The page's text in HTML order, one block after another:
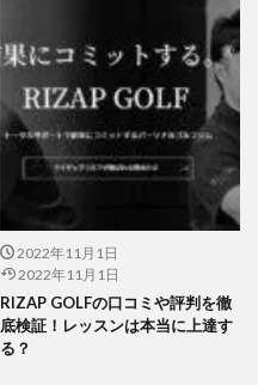
2022年11月1日
2022年11月1日
RIZAP GOLFの口コミや評判を徹
底検証！レッスンは本当に上達す
る？